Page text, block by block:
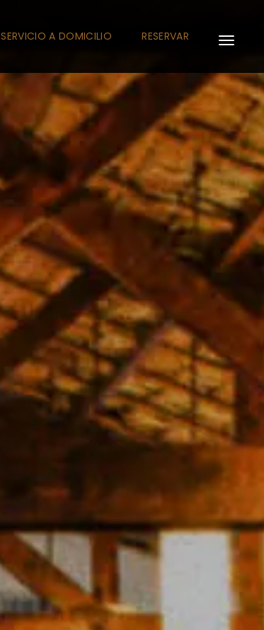
SERVICIO A DOMICILIO RESERVAR